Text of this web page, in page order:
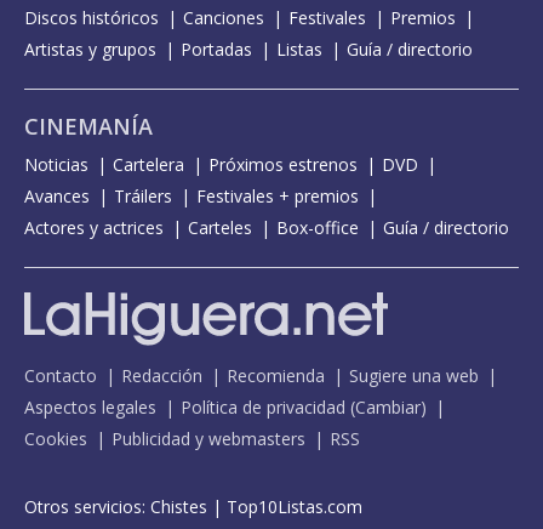
Discos históricos
Canciones Festivales
Premios
Artistas y grupos
Portadas Listas Guía / directorio
CINEMANÍA
Noticias Cartelera Próximos estrenos
DVD
Avances
Tráilers
Festivales + premios
Actores y actrices
Carteles Box-office Guía / directorio
Contacto Redacción Recomienda
Sugiere una web
Aspectos legales
Política de privacidad (Cambiar)
Cookies
Publicidad y webmasters RSS
Otros servicios: Chistes | Top10Listas.com